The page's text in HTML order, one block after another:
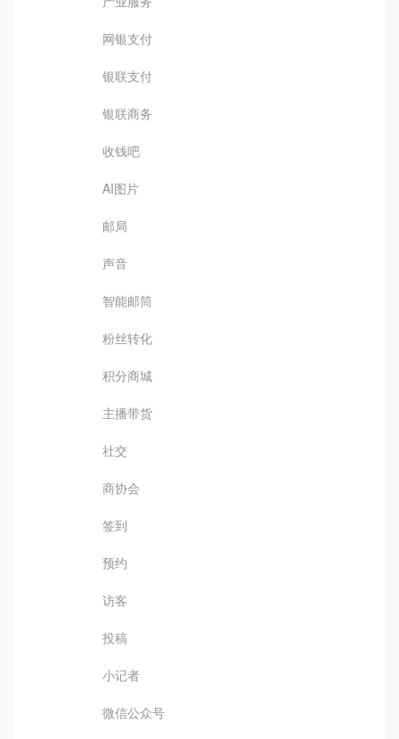
网银支付
银联支付
银联商务
收钱吧
AI图片
邮局
声音
智能邮筒
粉丝转化
积分商城
主播带货
社交
商协会
签到
预约
访客
投稿
小记者
微信公众号